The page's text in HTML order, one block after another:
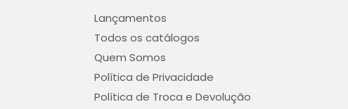
Lançamentos
Todos os catálogos
Quem Somos
Política de Privacidade
Política de Troca e Devolução